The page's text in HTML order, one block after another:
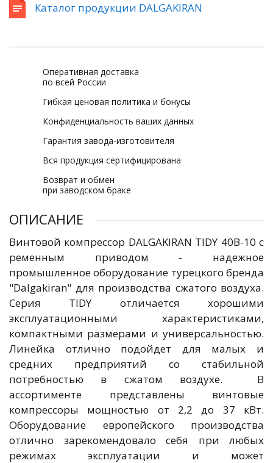
Каталог продукции DALGAKIRAN
Оперативная доставка
по всей России
Гибкая ценовая политика и бонусы
Конфиденциальность ваших данных
Гарантия завода-изготовителя
Вся продукция сертифицирована
Возврат и обмен
при заводском браке
ОПИСАНИЕ
Винтовой компрессор DALGAKIRAN TIDY 40B-10 с
ременным приводом - надежное
промышленное оборудование турецкого бренда
"Dalgakiran" для производства сжатого воздуха.
Серия TIDY отличается хорошими
эксплуатационными характеристиками,
компактными размерами и универсальностью.
Линейка отлично подойдет для малых и
средних предприятий со стабильной
потребностью в сжатом воздухе. В
ассортименте представлены винтовые
компрессоры мощностью от 2,2 до 37 кВт.
Оборудование европейского производства
отлично зарекомендовало себя при любых
режимах эксплуатации и может